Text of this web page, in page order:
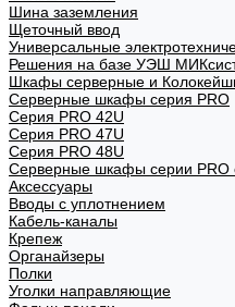
Шина заземления
Щеточный ввод
Универсальные
Решения на базе УЭШ
Шкафы серверные и
Серверные шкафы серия PRO
Серия PRO 42U
Серия PRO 47U
Серия PRO 48U
Серверные шкафы серии PRO
Аксессуары
Вводы с уплотнением
Кабель-каналы
Крепеж
Органайзеры
Полки
Уголки направляющие